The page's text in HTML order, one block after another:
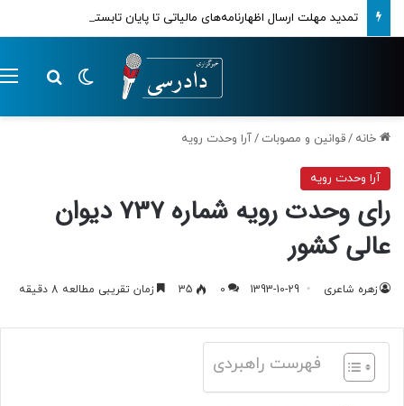
تمدید مهلت ارسال اظهارنامه‌های مالیاتی تا پایان تابستان 1405
تغییر پوسته
خانه /قوانین و مصوبات /آرا وحدت رویه
آرا وحدت رویه
رای وحدت رویه شماره 737 دیوان
عالی کشور
زهره شاعری 1393-10-29
0
35 زمان تقریبی مطالعه 8 دقیقه
فهرست راهبردی